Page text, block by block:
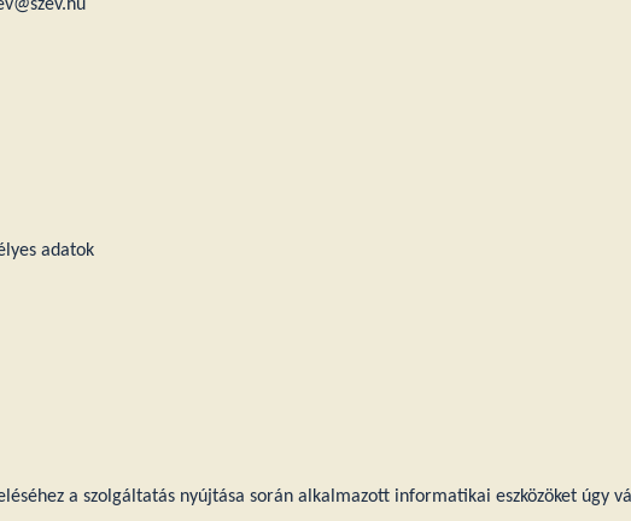
adatok
a szolgáltatás nyújtása során alkalmazott informatikai eszközöket úgy